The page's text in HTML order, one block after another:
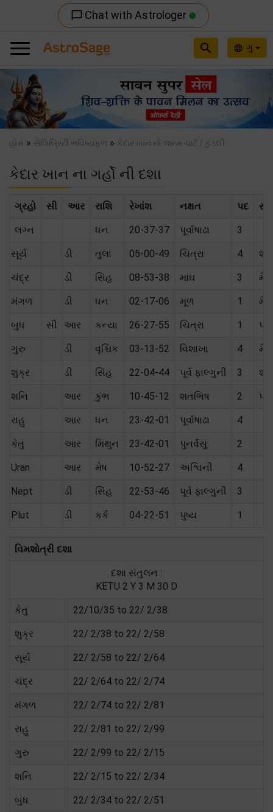
chat_bubble_outline Chat with Astrologer
language ગુ
search
Previous
હોમ » સેલિબ્રિટી ભવિષ્યફળ » કેદાર ખાન નો જન્મ ચાર્ટ / કુંડલી
કેદાર ખાન ના ગર્હો ની દશા
ગ્રહો સી આર રાશિ રેખાંશ નક્ષત પદ
લગ્ન ધન 20-37-37 પૂર્વાષાઢા 3
સૂર્ય ડી તુલા 05-00-49 ચિત્રા 4
ચંદ્ર ડી સિંહ 08-53-38 માઘ 3
મંગળ ડી ધન 02-17-06 મૂળ 1
બુધ સી આર કન્યા 26-27-55 ચિત્રા 1
ગુરુ ડી વૃશ્ચિક 03-13-52 વિશાખા 4
શુક્ર ડી સિંહ 22-04-44 પૂર્વ ફાલ્ગુની 3
શનિ આર કુંભ 10-45-12 શતભિષ 2
રાહુ આર ધન 23-42-01 પૂર્વાષાઢા 4
કેતુ આર મિથુન 23-42-01 પુનર્વસુ 2
Uran આર મેષ 10-52-27 અશ્વિની 4
Nept ડી સિંહ 22-53-46 પૂર્વ ફાલ્ગુની 3
Plut ડી કર્ક 04-22-51 પુષ્ય 1
વિમશોત્રી દશા
દશા સંતુલન :
KETU 2 Y 3 M 30 D
કેતુ 22/10/35 to 22/ 2/38
શુક્ર 22/ 2/38 to 22/ 2/58
સૂર્ય 22/ 2/58 to 22/ 2/64
ચંદ્ર 22/ 2/64 to 22/ 2/74
મંગળ 22/ 2/74 to 22/ 2/81
રાહુ 22/ 2/81 to 22/ 2/99
ગુરુ 22/ 2/99 to 22/ 2/15
શનિ 22/ 2/15 to 22/ 2/34
બુધ 22/ 2/34 to 22/ 2/51